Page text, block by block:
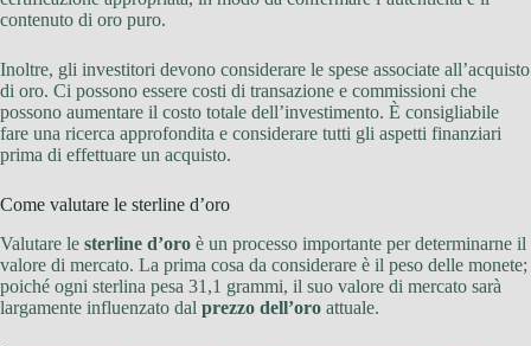
contenuto di oro puro.
Inoltre, gli investitori devono considerare le spese associate all’acquisto
di oro. Ci possono essere costi di transazione e commissioni che
possono aumentare il costo totale dell’investimento. È consigliabile
fare una ricerca approfondita e considerare tutti gli aspetti finanziari
prima di effettuare un acquisto.
Come valutare le sterline d’oro
Valutare le sterline d’oro è un processo importante per determinarne il
valore di mercato. La prima cosa da considerare è il peso delle monete;
poiché ogni sterlina pesa 31,1 grammi, il suo valore di mercato sarà
largamente influenzato dal prezzo dell’oro attuale.